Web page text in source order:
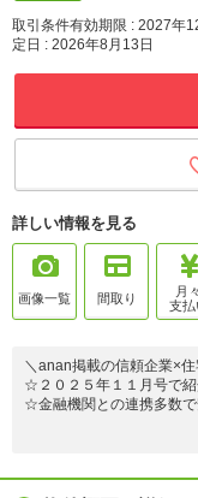
取引条件有効期限 : 2027年
定日 : 2026年8月13日
詳しい情報を見る
画像一覧 間取り
月々
支払
＼anan掲載の信頼企業×
☆２０２５年１１月号で
☆金融機関との連携多数
液晶テレビ・ダイソン・